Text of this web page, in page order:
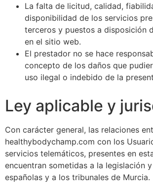
La falta de licitud, calidad,
disponibilidad de los servicios
terceros y puestos a disposición
en el sitio web.
El prestador no se hace
concepto de los daños que
uso ilegal o indebido de la
Ley aplicable y
Con carácter general, las relaciones
healthybodychamp.com con los
servicios telemáticos, presentes en
encuentran sometidas a la legislación
españolas y a los tribunales de Murcia.